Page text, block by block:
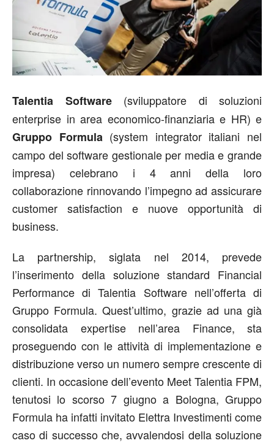
Talentia Software(sviluppatore di soluzioni
enterprise in area economico-finanziaria e HR) e
Gruppo Formula (system integrator italiani nel
campo del software gestionale per media e grande
impresa) celebrano i 4 anni della loro
collaborazione rinnovando l’impegno ad assicurare
customer satisfaction e nuove opportunità di
business.
La partnership, siglata nel 2014, prevede
l’inserimento della soluzione standard Financial
Performance di Talentia Software nell’offerta di
Gruppo Formula. Quest’ultimo, grazie ad una già
consolidata expertise nell’area Finance, sta
proseguendo con le attività di implementazione e
distribuzione verso un numero sempre crescente di
clienti. In occasione dell’evento Meet Talentia FPM,
tenutosi lo scorso 7 giugno a Bologna, Gruppo
Formula ha infatti invitato Elettra Investimenti come
caso di successo che, avvalendosi della soluzione